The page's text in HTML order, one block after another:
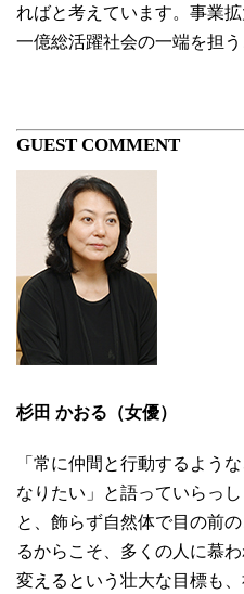
ればと考えています。事業
一億総活躍社会の一端を担
GUEST COMMENT
杉田 かおる（女優）
「常に仲間と行動するよう
なりたい」と語っていらっ
と、飾らず自然体で目の前
るからこそ、多くの人に慕
変えるという壮大な目標も